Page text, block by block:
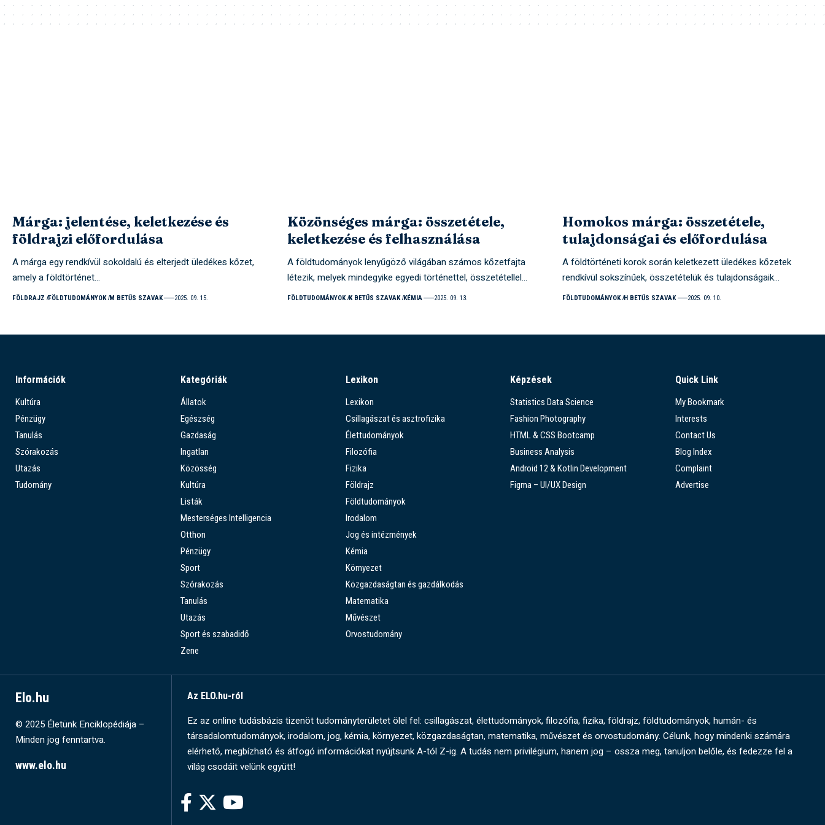
Márga: jelentése, keletkezése és
földrajzi előfordulása
A márga egy rendkívül sokoldalú és elterjedt üledékes kőzet,
amely a földtörténet…
FÖLDRAJZ FÖLDTUDOMÁNYOK M BETŰS SZAVAK 2025. 09. 15.
Közönséges márga: összetétele,
keletkezése és felhasználása
A földtudományok lenyűgöző világában számos kőzetfajta
létezik, melyek mindegyike egyedi történettel, összetétellel…
FÖLDTUDOMÁNYOK K BETŰS SZAVAK KÉMIA 2025. 09. 13.
Homokos márga: összetétele,
tulajdonságai és előfordulása
A földtörténeti korok során keletkezett üledékes kőzetek
rendkívül sokszínűek, összetételük és tulajdonságaik…
FÖLDTUDOMÁNYOK H BETŰS SZAVAK 2025. 09. 10.
Információk
Kultúra
Pénzügy
Tanulás
Szórakozás
Utazás
Tudomány
Kategóriák
Állatok
Egészség
Gazdaság
Ingatlan
Közösség
Kultúra
Listák
Mesterséges Intelligencia
Otthon
Pénzügy
Sport
Szórakozás
Tanulás
Utazás
Sport és szabadidő
Zene
Lexikon
Lexikon
Csillagászat és asztrofizika
Élettudományok
Filozófia
Fizika
Földrajz
Földtudományok
Irodalom
Jog és intézmények
Kémia
Környezet
Közgazdaságtan és gazdálkodás
Matematika
Művészet
Orvostudomány
Képzések
Statistics Data Science
Fashion Photography
HTML & CSS Bootcamp
Business Analysis
Android 12 & Kotlin Development
Figma – UI/UX Design
Quick Link
My Bookmark
Interests
Contact Us
Blog Index
Complaint
Advertise
Elo.hu
© 2025 Életünk Enciklopédiája –
Minden jog fenntartva.
www.elo.hu
Az ELO.hu-ról
Ez az online tudásbázis tizenöt tudományterületet ölel fel: csillagászat, élettudományok, filozófia, fizika, földrajz, földtudományok, humán- és
társadalomtudományok, irodalom, jog, kémia, környezet, közgazdaságtan, matematika, művészet és orvostudomány. Célunk, hogy mindenki számára
elérhető, megbízható és átfogó információkat nyújtsunk A-tól Z-ig. A tudás nem privilégium, hanem jog – ossza meg, tanuljon belőle, és fedezze fel a
világ csodáit velünk együtt!